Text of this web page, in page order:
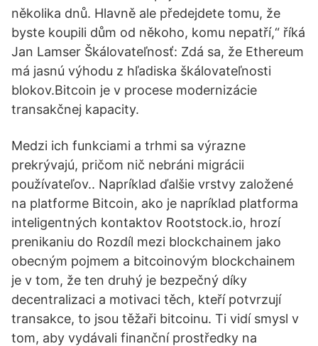
několika dnů. Hlavně ale předejdete tomu, že
byste koupili dům od někoho, komu nepatří,“ říká
Jan Lamser Škálovateľnosť: Zdá sa, že Ethereum
má jasnú výhodu z hľadiska škálovateľnosti
blokov.Bitcoin je v procese modernizácie
transakčnej kapacity.
Medzi ich funkciami a trhmi sa výrazne
prekrývajú, pričom nič nebráni migrácii
používateľov.. Napríklad ďalšie vrstvy založené
na platforme Bitcoin, ako je napríklad platforma
inteligentných kontaktov Rootstock.io, hrozí
prenikaniu do Rozdíl mezi blockchainem jako
obecným pojmem a bitcoinovým blockchainem
je v tom, že ten druhý je bezpečný díky
decentralizaci a motivaci těch, kteří potvrzují
transakce, to jsou těžaři bitcoinu. Ti vidí smysl v
tom, aby vydávali finanční prostředky na